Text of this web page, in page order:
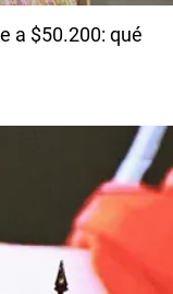
a $50.200: qué